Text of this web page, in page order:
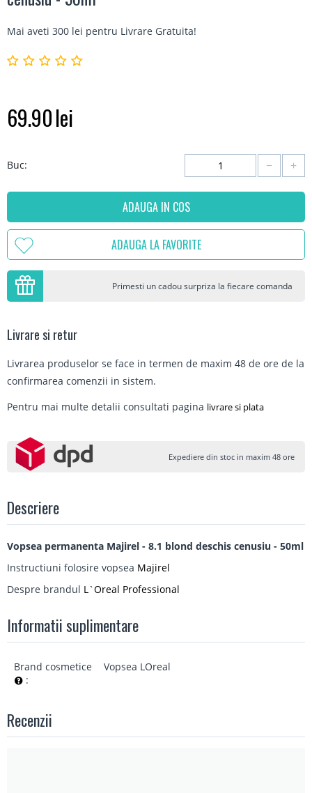
Mai aveti 300 lei pentru Livrare Gratuita!
69.90lei
Buc: +
−
ADAUGA IN COS
ADAUGA LA FAVORITE
Primesti un cadou surpriza la fiecare comanda
Livrare si retur
Livrarea produselor se face in termen de maxim 48 de ore de la
confirmarea comenzii in sistem.
Pentru mai multe detalii consultati pagina livrare si plata
Expediere din stoc in maxim 48 ore
Descriere
Vopsea permanenta Majirel - 8.1 blond deschis cenusiu - 50ml
Instructiuni folosire vopsea Majirel
Despre brandul L`Oreal Professional
Informatii suplimentare
Brand cosmetice
:
Vopsea LOreal
Recenzii